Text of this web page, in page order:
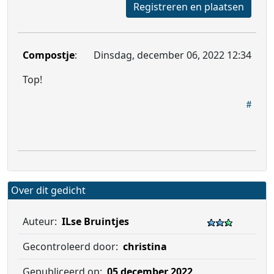
Registreren en plaatsen
Compostje:
Dinsdag, december 06, 2022 12:34
Top!
Over dit gedicht
Auteur: ILse Bruintjes
Gecontroleerd door: christina